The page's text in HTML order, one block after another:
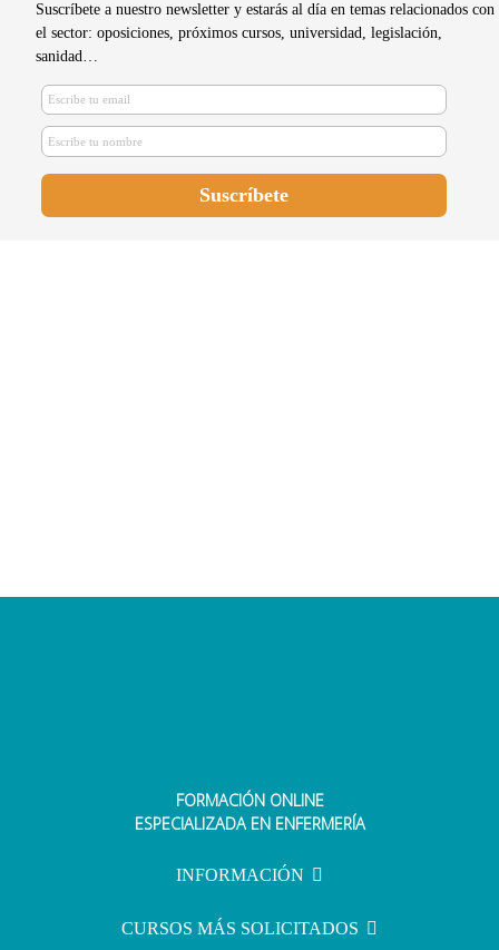
Suscríbete a nuestro newsletter y estarás al día en temas relacionados con
el sector: oposiciones, próximos cursos, universidad, legislación,
sanidad…
FORMACIÓN ONLINE
ESPECIALIZADA EN ENFERMERÍA
INFORMACIÓN
CURSOS MÁS SOLICITADOS